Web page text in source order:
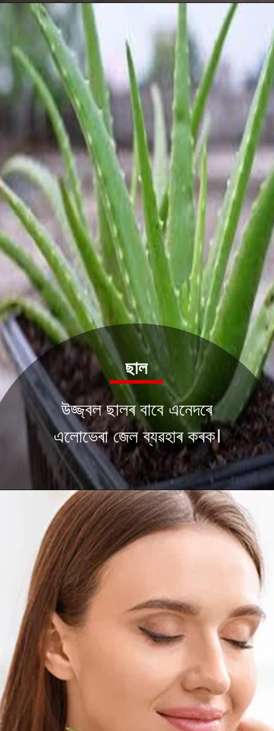
উজ্জ্বল ছালৰ বাবে এনেদৰে
এলোভেৰা জেল ব্যৱহাৰ কৰক।
ছাল